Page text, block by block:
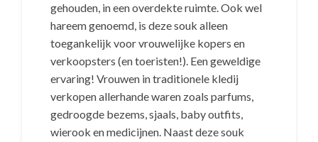
gehouden, in een overdekte ruimte. Ook wel
hareem genoemd, is deze souk alleen
toegankelijk voor vrouwelijke kopers en
verkoopsters (en toeristen!). Een geweldige
ervaring! Vrouwen in traditionele kledij
verkopen allerhande waren zoals parfums,
gedroogde bezems, sjaals, baby outfits,
wierook en medicijnen. Naast deze souk